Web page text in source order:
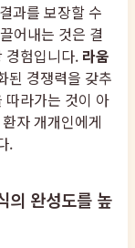
과를 보장할 수
어내는 것은 결
경험입니다. 라움
된 경쟁력을 갖추
따라가는 것이 아
자 개개인에게
.
의 완성도를 높